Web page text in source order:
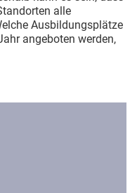
alle
Ausbildungsplätze
angeboten werden,